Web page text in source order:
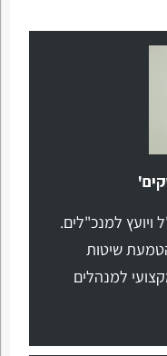
כמנכ"ל ויועץ למנכ"לים.
שיטות
למנהלים